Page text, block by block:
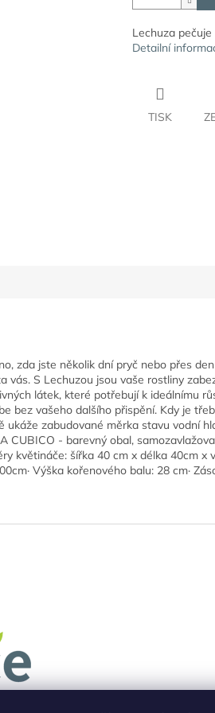
Lechuza
Detailní
TISK
zda jste několik dní pryč nebo přes
vás. S Lechuzou jsou vaše rostliny
látek, které potřebují k ideálnímu
bez vašeho dalšího přispění. Kdy je
zabudované měrka stavu vodní
CUBICO - barevný obal,
květináče: šířka 40 cm x délka 40cm x
Výška kořenového balu: 28 cm·